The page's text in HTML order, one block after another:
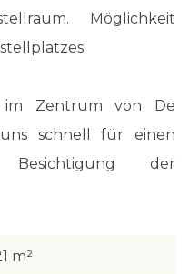
Möglichkeit
im Zentrum von De
schnell für einen
der
m²